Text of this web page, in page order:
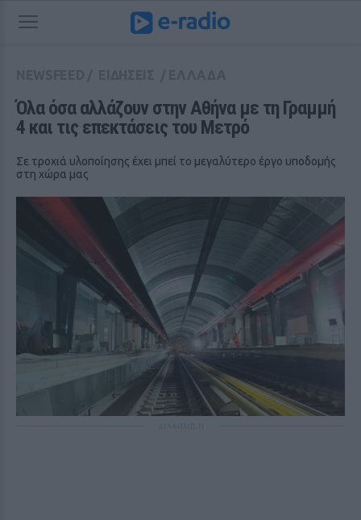
Όλα όσα αλλάζουν στην Αθήνα με τη Γραμμή
4 και τις επεκτάσεις του Μετρό
Σε τροχιά υλοποίησης έχει μπεί το μεγαλύτερο έργο υποδομής
στη χώρα μας